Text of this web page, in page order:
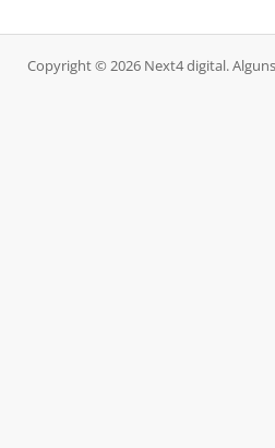
Copyright © 2026 Next4 digital.